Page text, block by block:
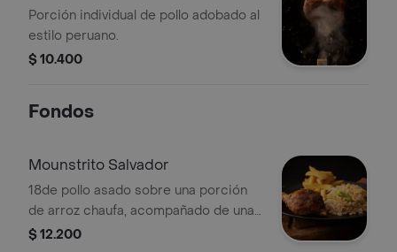
Porción individual de pollo adobado al
estilo peruano.
$ 10.400
Fondos
Mounstrito Salvador
18de pollo asado sobre una porción
de arroz chaufa, acompañado de una
porción de papas fritas.
$ 12.200